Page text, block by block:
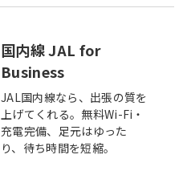
国内線 JAL for
Business
JAL国内線なら、出張の質を
上げてくれる。無料Wi-Fi・
充電完備、足元はゆった
り、待ち時間を短縮。